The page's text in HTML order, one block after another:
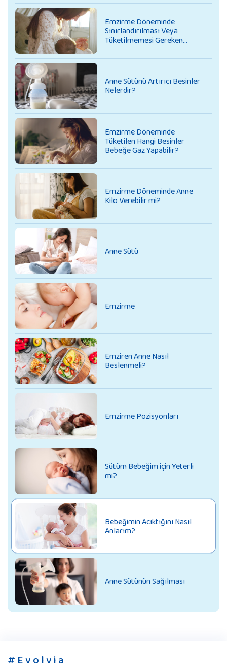
Emzirme Döneminde
Sınırlandırılması Veya
Tüketilmemesi Gereken
Anne Sütünü Artırıcı Besinler
Nelerdir?
Emzirme Döneminde
Tüketilen Hangi Besinler
Bebeğe Gaz Yapabilir?
Emzirme Döneminde Anne
Kilo Verebilir mi?
Anne Sütü
Emzirme
Emziren Anne Nasıl
Beslenmeli?
Emzirme Pozisyonları
Sütüm Bebeğim için Yeterli
mi?
Bebeğimin Acıktığını Nasıl
Anlarım?
Anne Sütünün Sağılması
# E v o l v i a